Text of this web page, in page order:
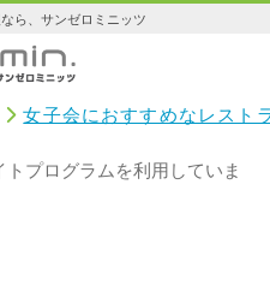
ら、サンゼロミニッツ
女子会におすすめなレスト
プログラムを利用していま